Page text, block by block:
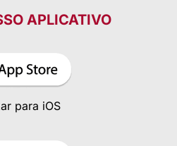
APLICATIVO
para iOS